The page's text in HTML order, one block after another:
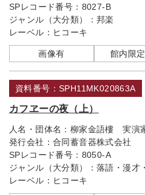
SPレコード番号： 8027-B
ジャンル（大分類）： 邦楽
レーベル： ヒコーキ
画像有 館内限
資料番号：SPH11MK020863A
カフヱーの夜（上）
人名・団体名： 柳家金語樓 実演
発行会社： 合同蓄音器株式会社
SPレコード番号： 8050-A
ジャンル（大分類）： 落語・漫才
レーベル： ヒコーキ